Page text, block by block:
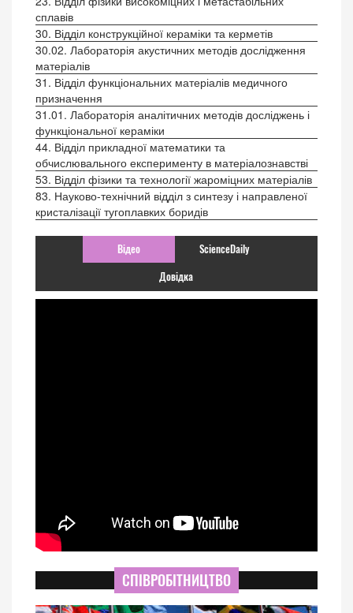
сплавів
30. Відділ конструкційної кераміки та керметів
30.02. Лабораторія акустичних методів дослідження
матеріалів
31. Відділ функціональних матеріалів медичного
призначення
31.01. Лабораторія аналітичних методів досліджень і
функціональної кераміки
44. Відділ прикладної математики та
обчислювального експерименту в матеріалознавстві
53. Відділ фізики та технології жароміцних матеріалів
83. Науково-технічний відділ з синтезу і направленої
кристалізації тугоплавких боридів
Відео ScienceDaily
Довідка
СПІВРОБІТНИЦТВО